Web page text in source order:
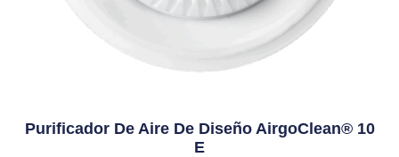
Purificador De Aire De Diseño AirgoClean® 10
E